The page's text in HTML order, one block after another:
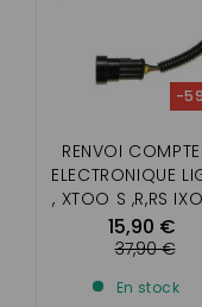
RENVOI
ELECTRONIQUE
, XTOO S ,R,RS
50, JS 50L,
JSRC,OPTIMAX /
M8 , F8C
15,90 €
-
37,90 €
En stock